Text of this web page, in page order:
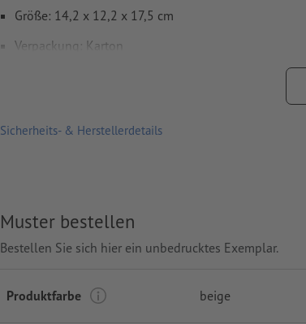
Größe: 14,2 x 12,2 x 17,5 cm
Verpackung: Karton
Sicherheits- & Herstellerdetails
Muster bestellen
Bestellen Sie sich hier ein unbedrucktes Exemplar.
Produktfarbe beige